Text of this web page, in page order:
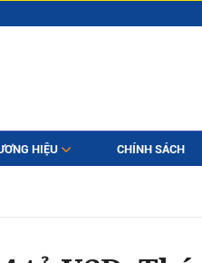
HIỆU CHÍNH SÁCH